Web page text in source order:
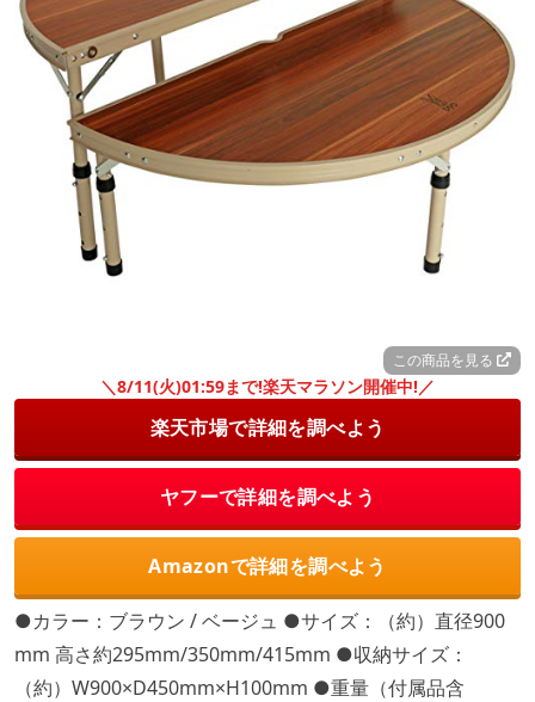
この商品を見る
＼8/11(火)01:59まで!楽天マラソン開催中!／
楽天市場で詳細を調べよう
ヤフーで詳細を調べよう
Amazonで詳細を調べよう
●カラー：ブラウン / ベージュ ●サイズ：（約）直径900
mm 高さ約295mm/350mm/415mm ●収納サイズ：
（約）W900×D450mm×H100mm ●重量（付属品含